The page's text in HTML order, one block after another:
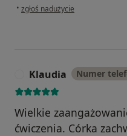
• w opinii użytkownika LR
zgłoś nadużycie
Klaudia Numer
Wielkie
ćwiczenia. Córka